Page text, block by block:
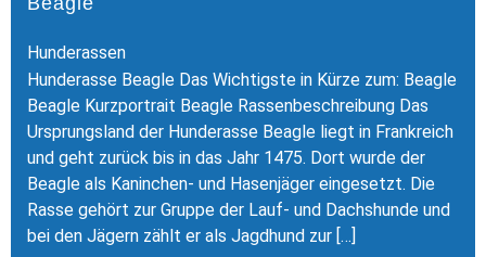
Hunderassen
Hunderasse Beagle Das Wichtigste in Kürze zum: Beagle
Beagle Kurzportrait Beagle Rassenbeschreibung Das
Ursprungsland der Hunderasse Beagle liegt in Frankreich
und geht zurück bis in das Jahr 1475. Dort wurde der
Beagle als Kaninchen- und Hasenjäger eingesetzt. Die
Rasse gehört zur Gruppe der Lauf- und Dachshunde und
bei den Jägern zählt er als Jagdhund zur […]